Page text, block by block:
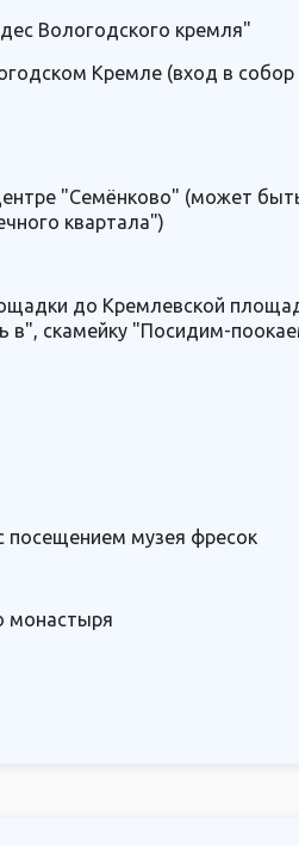
Вологодского кремля"
Кремле (вход в
"Семёнково" (может
квартала")
до Кремлевской
в", скамейку "Посидим-
посещением музея фресок
монастыря